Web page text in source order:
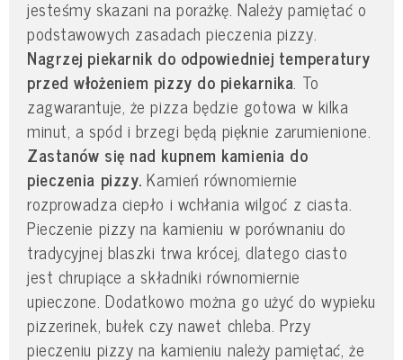
jesteśmy skazani na porażkę. Należy pamiętać o
podstawowych zasadach pieczenia pizzy.
Nagrzej piekarnik do odpowiedniej temperatury
przed włożeniem pizzy do piekarnika. To
zagwarantuje, że pizza będzie gotowa w kilka
minut, a spód i brzegi będą pięknie zarumienione.
Zastanów się nad kupnem kamienia do
pieczenia pizzy.Kamień równomiernie
rozprowadza ciepło i wchłania wilgoć z ciasta.
Pieczenie pizzy na kamieniu w porównaniu do
tradycyjnej blaszki trwa krócej, dlatego ciasto
jest chrupiące a składniki równomiernie
upieczone. Dodatkowo można go użyć do wypieku
pizzerinek, bułek czy nawet chleba. Przy
pieczeniu pizzy na kamieniu należy pamiętać, że